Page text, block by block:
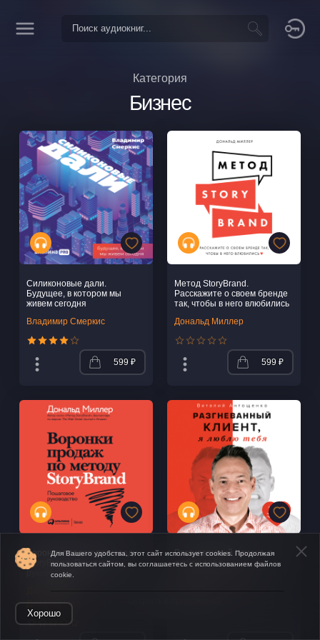
Категория
Бизнес
Силиконовые дали.
Будущее, в котором мы
живем сегодня
Владимир Смеркис
599 ₽
Метод StoryBrand.
Расскажите о своем бренде
так, чтобы в него влюбились
Дональд Миллер
599 ₽
Воронки продаж по методу
StoryBrand. Пошаговое
руководство
Дональд Миллер
Разгневанный Клиент, я
люблю тебя
Для Вашего удобства, этот сайт использует cookies. Продолжая
пользоваться сайтом, вы соглашаетесь с использованием файлов
cookie.
Хорошо